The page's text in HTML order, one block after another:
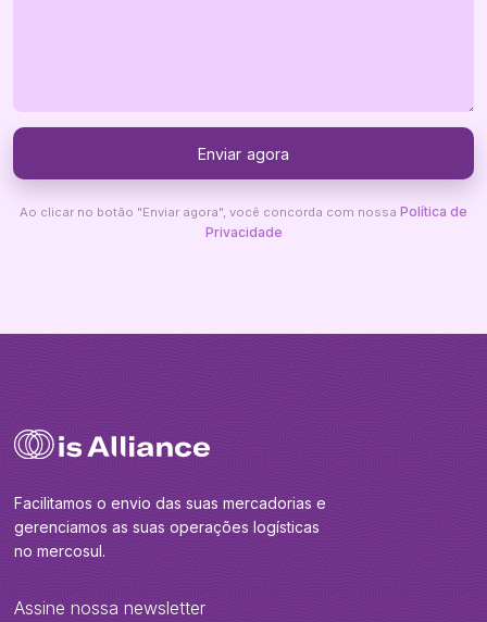
Ao clicar no botão "Enviar agora", você concorda com nossa Política de
Privacidade
Assine nossa newsletter
Facilitamos o envio das suas mercadorias e
gerenciamos as suas operações logísticas
no mercosul.